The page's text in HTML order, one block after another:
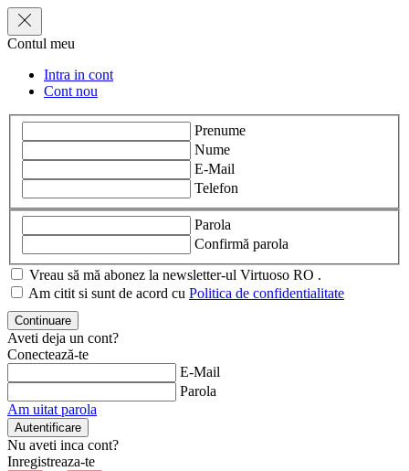
Contul meu
Intra in cont
Cont nou
Prenume
Nume
E-Mail
Telefon
Parola
Confirmă parola
Vreau să mă abonez la newsletter-ul Virtuoso RO .
Am citit si sunt de acord cu Politica de confidentialitate
Aveti deja un cont?
Conectează-te
E-Mail
Parola
Am uitat parola
Nu aveti inca cont?
Inregistreaza-te